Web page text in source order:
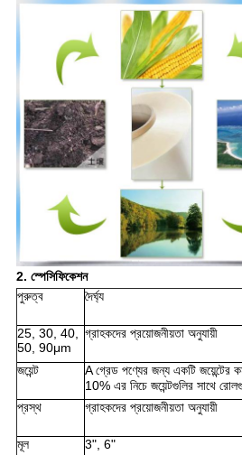
2. স্পেসিফিকেশন
পুরুত্ব
দৈর্ঘ্য
25, 30, 40,
50, 90μm
গ্রাহকদের প্রয়োজনীয়তা অনুযায়ী
জয়েন্ট
A গ্রেড পণ্যের জন্য একটি জয়েন্টের
10% এর নিচে জয়েন্টগুলির সাথে
প্রস্থ
গ্রাহকদের প্রয়োজনীয়তা অনুযায়ী
মূল 3", 6"